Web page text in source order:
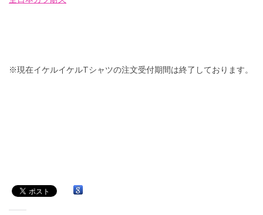
※現在イケルイケルTシャツの注文受付期間は終了しております。